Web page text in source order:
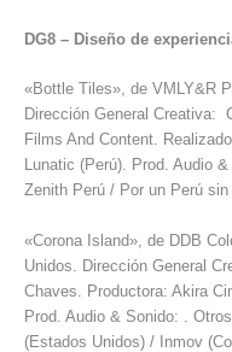
DG8 – Diseño de
«Bottle Tiles», de VMLY&R
Dirección General Creativa:
Films And Content.
Lunatic (Perú). Prod. Audio
Zenith Perú / Por un Perú
«Corona Island», de DDB
Unidos. Dirección General
Chaves. Productora: Akira
Prod. Audio & Sonido: .
(Estados Unidos) / Inmov